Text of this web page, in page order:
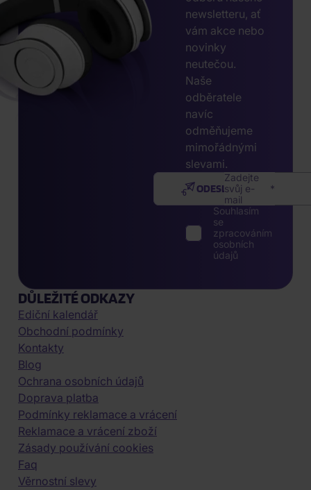
newsletteru, ať
vám akce nebo
novinky
neutečou.
Naše
odběratele
navíc
odměňujeme
mimořádnými
slevami.
Zadejte
svůj e-
mail
ODESLAT
Souhlasím
se
zpracováním
osobních
údajů
DŮLEŽITÉ ODKAZY
Ediční kalendář
Obchodní podmínky
Kontakty
Blog
Ochrana osobních údajů
Doprava platba
Podmínky reklamace a vrácení
Reklamace a vrácení zboží
Zásady používání cookies
Faq
Věrnostní slevy